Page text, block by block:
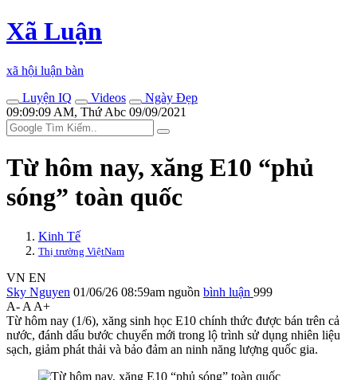
Xã Luận
xã hội luận bàn
Luyện IQ
Videos
Ngày Đẹp
09:09:09 AM, Thứ Abc 09/09/2021
Từ hôm nay, xăng E10 “phủ
sóng” toàn quốc
Kinh Tế
Thị trường ViệtNam
VN EN
Sky Nguyen 01/06/26 08:59am nguồn bình luận 999
A- A A+
Từ hôm nay (1/6), xăng sinh học E10 chính thức được bán trên cả
nước, đánh dấu bước chuyển mới trong lộ trình sử dụng nhiên liệu
sạch, giảm phát thải và bảo đảm an ninh năng lượng quốc gia.